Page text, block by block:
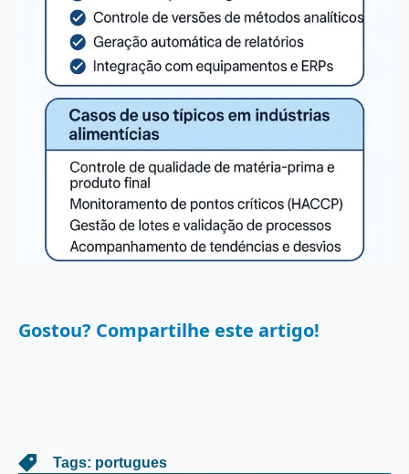
Gostou? Compartilhe este artigo!
   Tags:
portugues